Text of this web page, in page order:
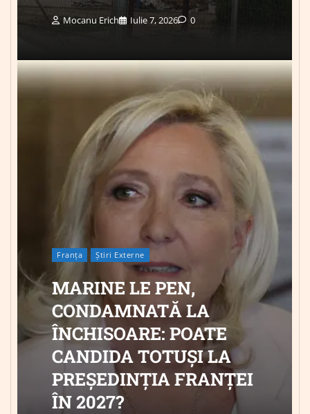
Mocanu Erich Iulie 7, 2026 0
Franța Știri Externe
MARINE LE PEN,
CONDAMNATĂ LA
ÎNCHISOARE: POATE
CANDIDA TOTUȘI LA
PREȘEDINȚIA FRANȚEI
ÎN 2027?